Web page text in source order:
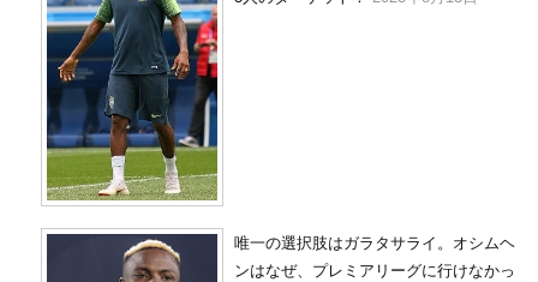
唯一の選択肢はガラタサライ。オシムヘ
ンはなぜ、プレミアリーグに行けなかっ